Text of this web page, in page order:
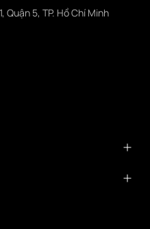
Quận 5, TP. Hồ Chí Minh